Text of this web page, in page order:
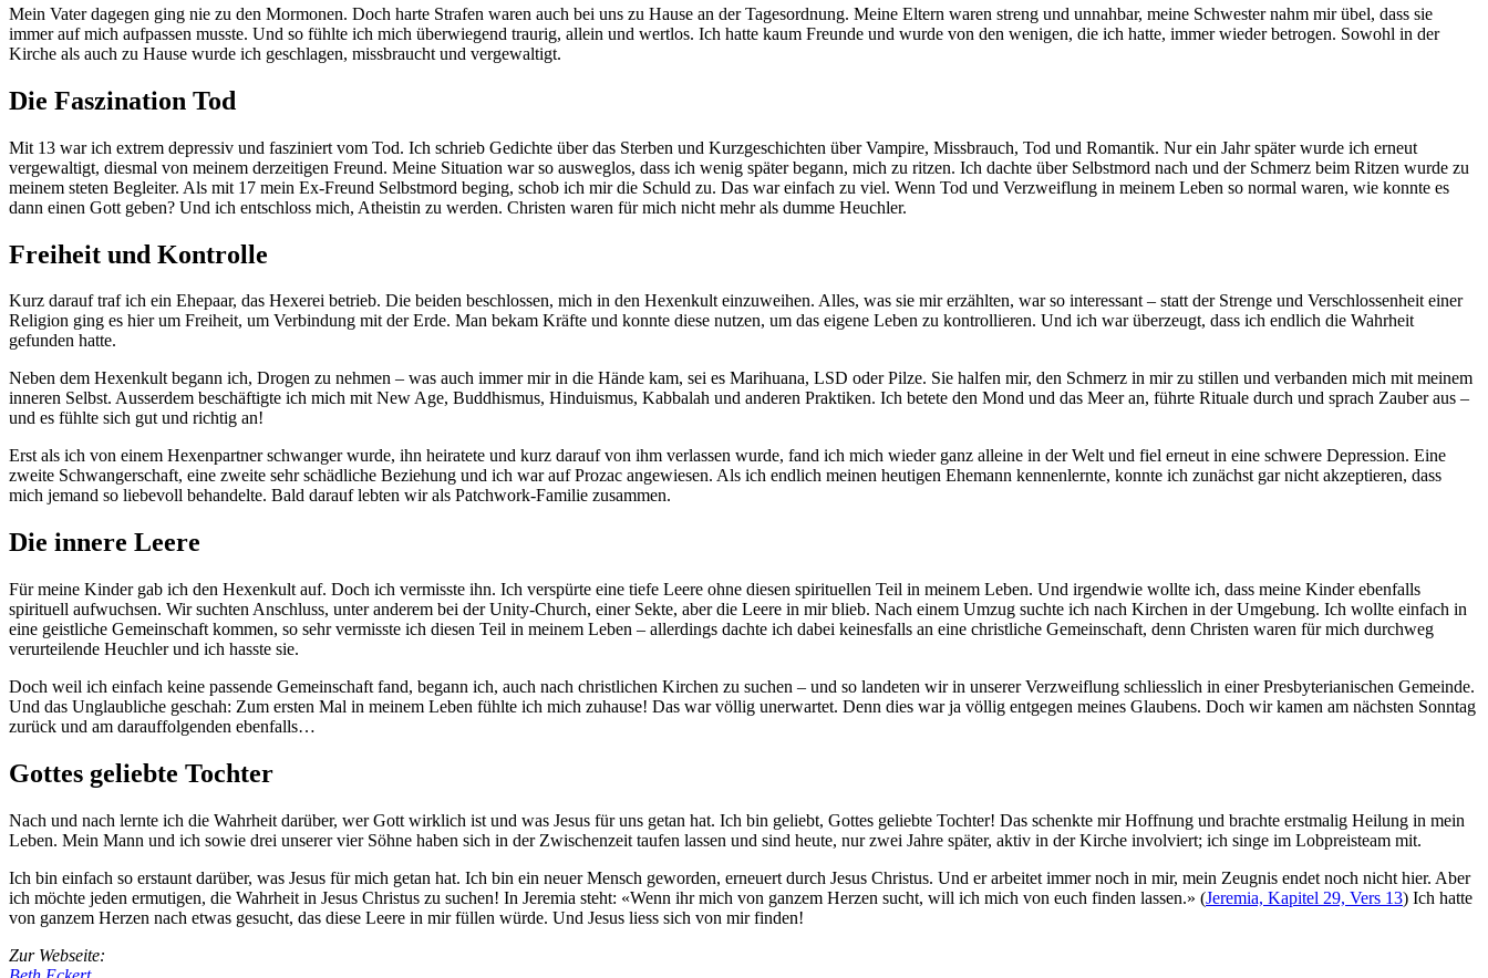
Mein Vater dagegen ging nie zu den Mormonen. Doch harte Strafen waren auch bei uns zu Hause an der Tagesordnung. Meine Eltern waren streng und unnahbar, meine Schwester nahm mir übel, dass sie
immer auf mich aufpassen musste. Und so fühlte ich mich überwiegend traurig, allein und wertlos. Ich hatte kaum Freunde und wurde von den wenigen, die ich hatte, immer wieder betrogen. Sowohl in der
Kirche als auch zu Hause wurde ich geschlagen, missbraucht und vergewaltigt.
Die Faszination Tod
Mit 13 war ich extrem depressiv und fasziniert vom Tod. Ich schrieb Gedichte über das Sterben und Kurzgeschichten über Vampire, Missbrauch, Tod und Romantik. Nur ein Jahr später wurde ich erneut
vergewaltigt, diesmal von meinem derzeitigen Freund. Meine Situation war so ausweglos, dass ich wenig später begann, mich zu ritzen. Ich dachte über Selbstmord nach und der Schmerz beim Ritzen wurde zu
meinem steten Begleiter. Als mit 17 mein Ex-Freund Selbstmord beging, schob ich mir die Schuld zu. Das war einfach zu viel. Wenn Tod und Verzweiflung in meinem Leben so normal waren, wie konnte es
dann einen Gott geben? Und ich entschloss mich, Atheistin zu werden. Christen waren für mich nicht mehr als dumme Heuchler.
Freiheit und Kontrolle
Kurz darauf traf ich ein Ehepaar, das Hexerei betrieb. Die beiden beschlossen, mich in den Hexenkult einzuweihen. Alles, was sie mir erzählten, war so interessant – statt der Strenge und Verschlossenheit einer
Religion ging es hier um Freiheit, um Verbindung mit der Erde. Man bekam Kräfte und konnte diese nutzen, um das eigene Leben zu kontrollieren. Und ich war überzeugt, dass ich endlich die Wahrheit
gefunden hatte.
Neben dem Hexenkult begann ich, Drogen zu nehmen – was auch immer mir in die Hände kam, sei es Marihuana, LSD oder Pilze. Sie halfen mir, den Schmerz in mir zu stillen und verbanden mich mit meinem
inneren Selbst. Ausserdem beschäftigte ich mich mit New Age, Buddhismus, Hinduismus, Kabbalah und anderen Praktiken. Ich betete den Mond und das Meer an, führte Rituale durch und sprach Zauber aus –
und es fühlte sich gut und richtig an!
Erst als ich von einem Hexenpartner schwanger wurde, ihn heiratete und kurz darauf von ihm verlassen wurde, fand ich mich wieder ganz alleine in der Welt und fiel erneut in eine schwere Depression. Eine
zweite Schwangerschaft, eine zweite sehr schädliche Beziehung und ich war auf Prozac angewiesen. Als ich endlich meinen heutigen Ehemann kennenlernte, konnte ich zunächst gar nicht akzeptieren, dass
mich jemand so liebevoll behandelte. Bald darauf lebten wir als Patchwork-Familie zusammen.
Die innere Leere
Für meine Kinder gab ich den Hexenkult auf. Doch ich vermisste ihn. Ich verspürte eine tiefe Leere ohne diesen spirituellen Teil in meinem Leben. Und irgendwie wollte ich, dass meine Kinder ebenfalls
spirituell aufwuchsen. Wir suchten Anschluss, unter anderem bei der Unity-Church, einer Sekte, aber die Leere in mir blieb. Nach einem Umzug suchte ich nach Kirchen in der Umgebung. Ich wollte einfach in
eine geistliche Gemeinschaft kommen, so sehr vermisste ich diesen Teil in meinem Leben – allerdings dachte ich dabei keinesfalls an eine christliche Gemeinschaft, denn Christen waren für mich durchweg
verurteilende Heuchler und ich hasste sie.
Doch weil ich einfach keine passende Gemeinschaft fand, begann ich, auch nach christlichen Kirchen zu suchen – und so landeten wir in unserer Verzweiflung schliesslich in einer Presbyterianischen Gemeinde.
Und das Unglaubliche geschah: Zum ersten Mal in meinem Leben fühlte ich mich zuhause! Das war völlig unerwartet. Denn dies war ja völlig entgegen meines Glaubens. Doch wir kamen am nächsten Sonntag
zurück und am darauffolgenden ebenfalls…
Gottes geliebte Tochter
Nach und nach lernte ich die Wahrheit darüber, wer Gott wirklich ist und was Jesus für uns getan hat. Ich bin geliebt, Gottes geliebte Tochter! Das schenkte mir Hoffnung und brachte erstmalig Heilung in mein
Leben. Mein Mann und ich sowie drei unserer vier Söhne haben sich in der Zwischenzeit taufen lassen und sind heute, nur zwei Jahre später, aktiv in der Kirche involviert; ich singe im Lobpreisteam mit.
Ich bin einfach so erstaunt darüber, was Jesus für mich getan hat. Ich bin ein neuer Mensch geworden, erneuert durch Jesus Christus. Und er arbeitet immer noch in mir, mein Zeugnis endet noch nicht hier. Aber
ich möchte jeden ermutigen, die Wahrheit in Jesus Christus zu suchen! In Jeremia steht: «Wenn ihr mich von ganzem Herzen sucht, will ich mich von euch finden lassen.» (Jeremia, Kapitel 29, Vers 13) Ich hatte
von ganzem Herzen nach etwas gesucht, das diese Leere in mir füllen würde. Und Jesus liess sich von mir finden!
Zur Webseite: